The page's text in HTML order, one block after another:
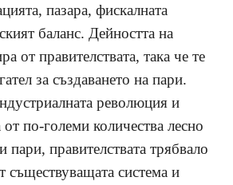
пазара, фискалната
баланс. Дейността на
от правителствата, така че те
за създаването на пари.
революция и
по-големи количества лесно
пари, правителствата трябвало
съществуващата система и